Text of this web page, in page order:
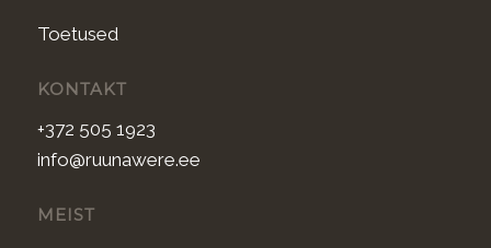
Toetused
KONTAKT
+372 505 1923
info@ruunawere.ee
MEIST